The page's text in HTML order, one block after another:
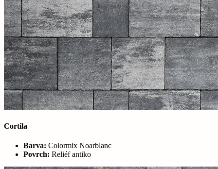
Cortila
Barva: Colormix Noarblanc
Povrch: Reliéf antiko